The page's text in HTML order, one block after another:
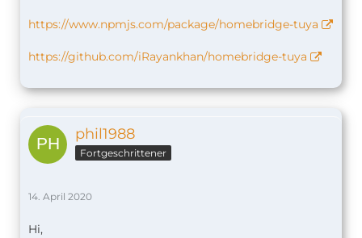
https://www.npmjs.com/package/homebridge-tuya
https://github.com/iRayankhan/homebridge-tuya
phil1988
Fortgeschrittener
14. April 2020
Hi,